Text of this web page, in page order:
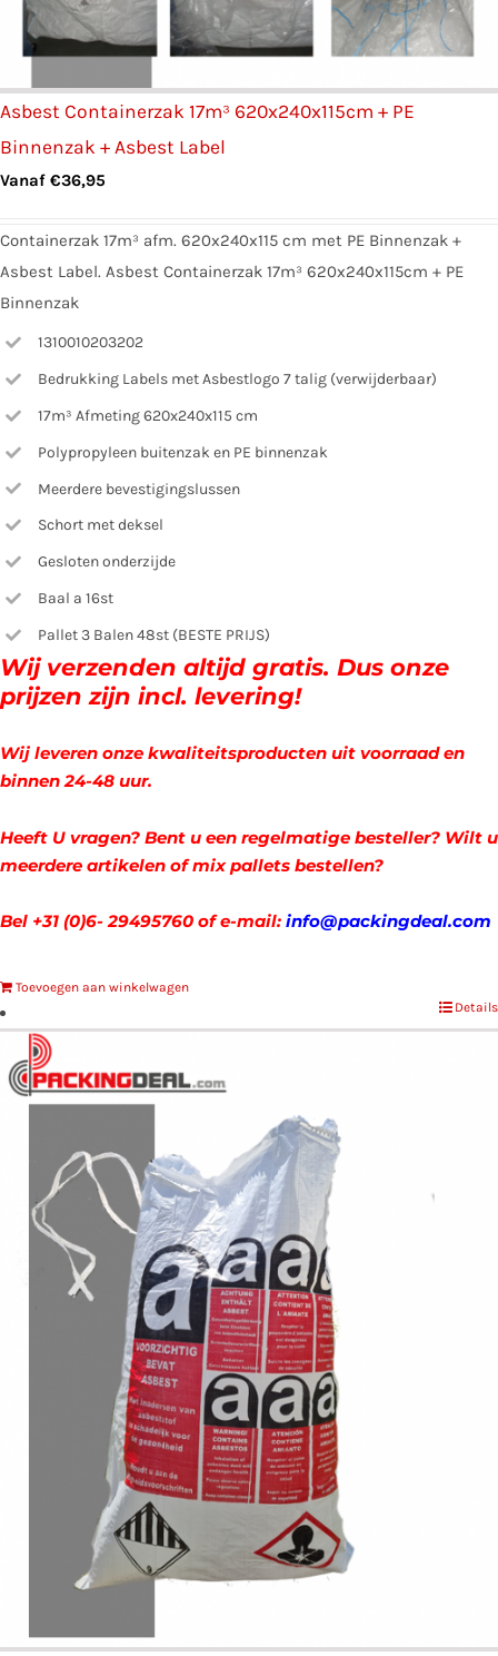
Asbest Containerzak 17m³ 620x240x115cm + PE
Binnenzak + Asbest Label
Vanaf €36,95
Containerzak 17m³ afm. 620x240x115 cm met PE Binnenzak +
Asbest Label. Asbest Containerzak 17m³ 620x240x115cm + PE
Binnenzak
1310010203202
Bedrukking Labels met Asbestlogo 7 talig (verwijderbaar)
17m³ Afmeting 620x240x115 cm
Polypropyleen buitenzak en PE binnenzak
Meerdere bevestigingslussen
Schort met deksel
Gesloten onderzijde
Baal a 16st
Pallet 3 Balen 48st (BESTE PRIJS)
Wij verzenden altijd gratis. Dus onze
prijzen zijn incl. levering!
Wij leveren onze kwaliteitsproducten uit voorraad en
binnen 24-48 uur.
Heeft U vragen? Bent u een regelmatige besteller? Wilt u
meerdere artikelen of mix pallets bestellen?
Bel +31 (0)6- 29495760 ofe-mail: info@packingdeal.com
Toevoegen aan winkelwagen
Details